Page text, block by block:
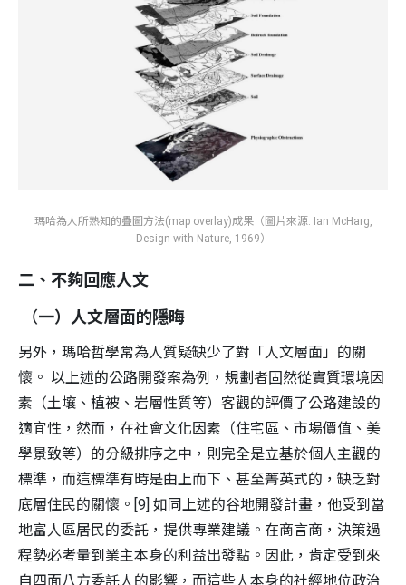
瑪哈為人所熟知的疊圖方法(map overlay)成果（圖片來源: Ian McHarg,
Design with Nature, 1969）
二、不夠回應人文
（一）人文層面的隱晦
另外，瑪哈哲學常為人質疑缺少了對「人文層面」的關
懷。 以上述的公路開發案為例，規劃者固然從實質環境因
素（土壤、植被、岩層性質等）客觀的評價了公路建設的
適宜性，然而，在社會文化因素（住宅區、市場價值、美
學景致等）的分級排序之中，則完全是立基於個人主觀的
標準，而這標準有時是由上而下、甚至菁英式的，缺乏對
底層住民的關懷。[9] 如同上述的谷地開發計畫，他受到當
地富人區居民的委託，提供專業建議。在商言商，決策過
程勢必考量到業主本身的利益出發點。因此，肯定受到來
自四面八方委託人的影響，而這些人本身的社經地位政治